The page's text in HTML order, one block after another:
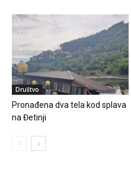
Društvo
Pronađena dva tela kod splava
na Đetinji